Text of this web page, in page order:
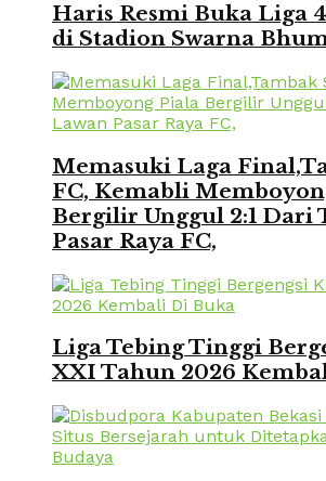
Haris Resmi Buka Liga
di Stadion Swarna
Memasuki Laga
FC, Kemabli
Bergilir Unggul 2:1 Dari
Pasar Raya FC,
Liga Tebing Tinggi
XXI Tahun 2026